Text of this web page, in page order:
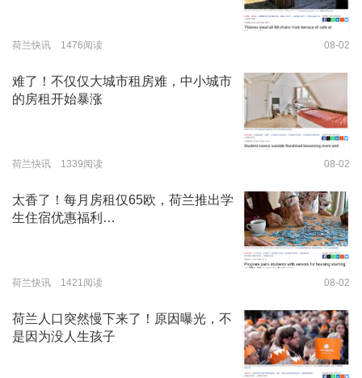
荷兰快讯 1476阅读 08-02
难了！不仅仅大城市租房难，中小城市
的房租开始暴涨
荷兰快讯 1339阅读 08-02
太香了！每月房租仅65欧，荷兰推出学
生住宿优惠福利…
荷兰快讯 1421阅读 08-02
荷兰人口突然慢下来了！原因曝光，不
是因为没人生孩子